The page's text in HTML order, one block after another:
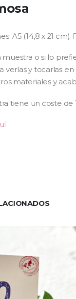
A5 (14,8 x 21 cm).
muestra o si lo
y tocarlas en
materiales y
tiene un coste de